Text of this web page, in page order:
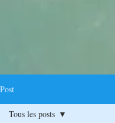
Post
Tous les posts